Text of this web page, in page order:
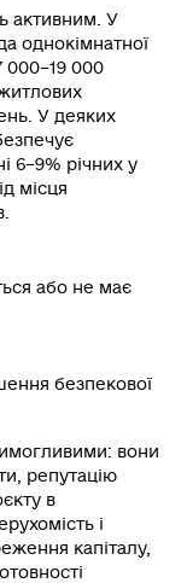
активним. У
однокімнатної
000–19 000
У деяких
6–9% річних у
місця
або не має
безпекової
вони
репутацію
в
і
капіталу,